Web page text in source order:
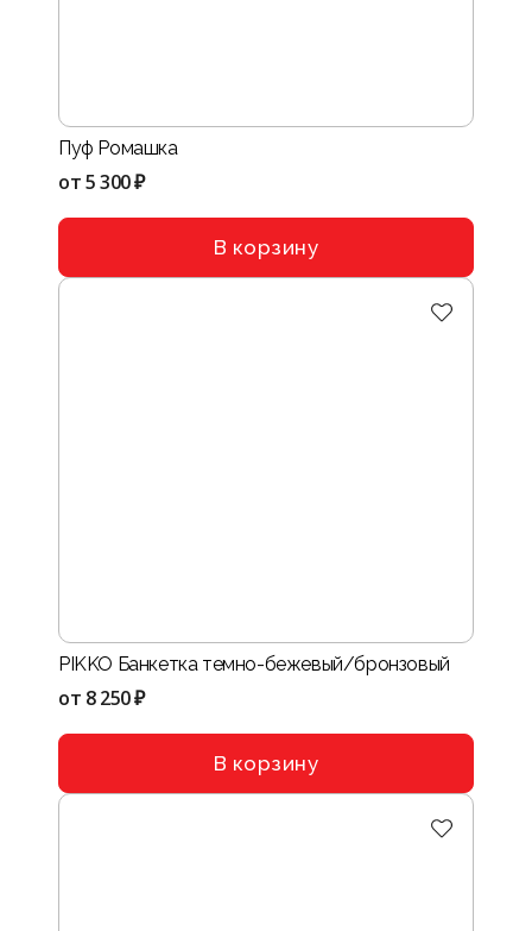
Пуф Ромашка
от5 300 ₽
В корзину
PIKKO Банкетка темно-бежевый/бронзовый
от 8 250 ₽
В корзину